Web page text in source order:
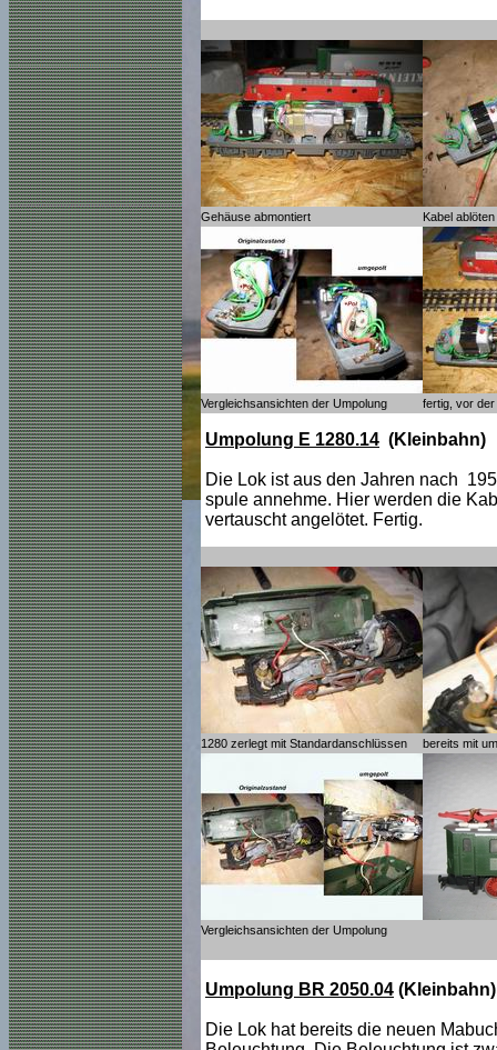
Gehäuse abmontiert Kabel ablöten
Vergleichsansichten der Umpolung fertig, vor
Umpolung E 1280.14 (Kleinbahn)
Die Lok ist aus den Jahren nach
spule annehme. Hier werden die
vertauscht angelötet. Fertig.
1280 zerlegt mit Standardanschlüssen bereits mit
Vergleichsansichten der Umpolung
Umpolung BR 2050.04 (Kleinbahn)
Die Lok hat bereits die neuen